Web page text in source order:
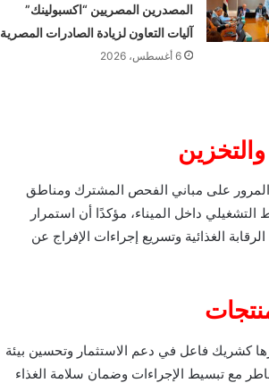
المصدرين المصريين “اكسبولينك”
آليات التعاون لزيادة الصادرات المصرية
6 أغسطس، 2026
على مباني الفحص المشترك ومناطق
التشغيلي داخل الميناء، مؤكدًا أن استمرار
الغذائية وتسريع إجراءات الإفراج عن
كشريك فاعل في دعم الاستثمار وتحسين بيئة
مع تبسيط الإجراءات وضمان سلامة الغذاء